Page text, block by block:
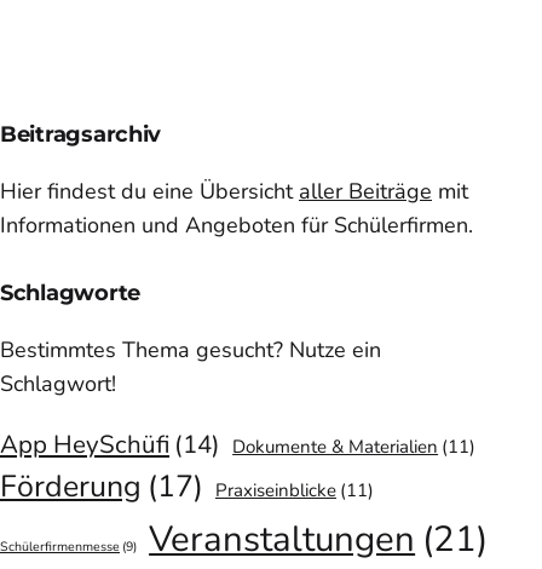
Beitragsarchiv
Hier findest du eine Übersicht aller Beiträge mit
Informationen und Angeboten für Schülerfirmen.
Schlagworte
Bestimmtes Thema gesucht? Nutze ein
Schlagwort!
App HeySchüfi (14) Dokumente & Materialien (11)
Förderung (17) Praxiseinblicke (11)
Schülerfirmenmesse (9) Veranstaltungen (21)